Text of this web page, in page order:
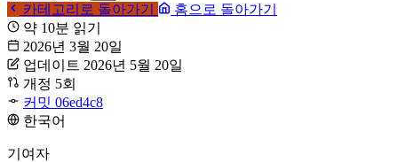
카테고리로 돌아가기
홈으로 돌아가기
약 10분 읽기
2026년 3월 20일
업데이트 2026년 5월 20일
개정 5회
커밋 06ed4c8
한국어
기여자